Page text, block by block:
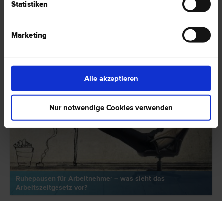
Statistiken
Marketing
Alle akzeptieren
Nur notwendige Cookies verwenden
Ruhepausen für Arbeitnehmer – was sieht das
Arbeitszeitgesetz vor?